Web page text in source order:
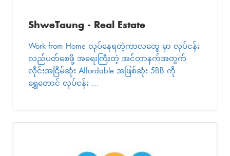
ShweTaung - Real Estate
Work from Home လုပ်နေရတဲ့ကာလတွေ မှာ လုပ်ငန်း
လည်ပတ်စေဖို့ အရေးကြီးတဲ့ အင်တာနက်အတွက်
လိုင်းအငြိမ်ဆုံး Affordable အဖြစ်ဆုံး 5BB ကို
ရွှေတောင် လုပ်ငန်း ...